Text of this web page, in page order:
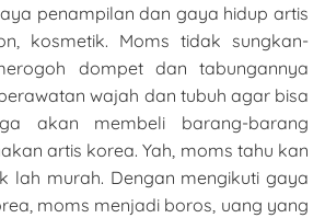
penampilan dan gaya hidup artis
kosmetik. Moms tidak sungkan-
dompet dan tabungannya
wajah dan tubuh agar bisa
akan membeli barang-barang
artis korea. Yah, moms tahu kan
lah murah. Dengan mengikuti gaya
moms menjadi boros, uang yang